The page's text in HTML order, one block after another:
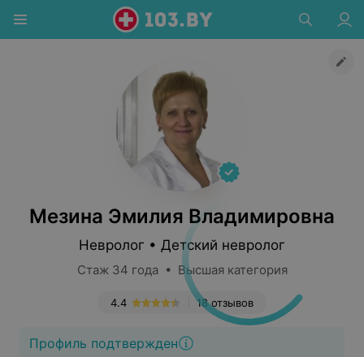
Мезина Эмилия Владимировна
Невролог • Детский невролог
Стаж 34 года • Высшая категория
18 отзывов
4.4
Профиль подтвержден